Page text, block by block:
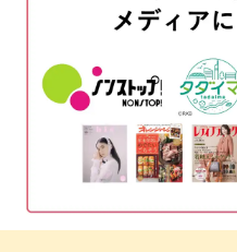
アクセントになるシルバー
でデザインがぐっと作りや
この下準備をバランスよく
ンド形を作っていくだけ！
スタッズをのせる
マットトップを塗布する
ダイヤモンドの形にジェ
完成♪